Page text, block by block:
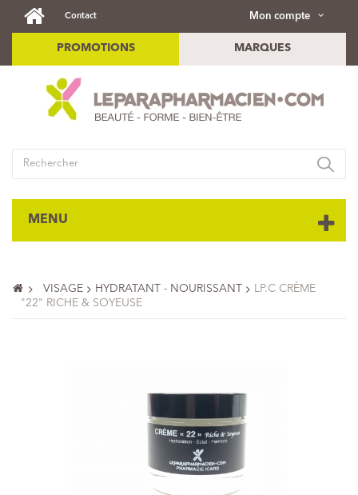
Mon compte
Contact
PROMOTIONS MARQUES
MENU
VISAGE HYDRATANT - NOURISSANT
LP.C CRÈME
"22" RICHE & SOYEUSE